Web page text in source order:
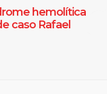
hemolítica
caso Rafael